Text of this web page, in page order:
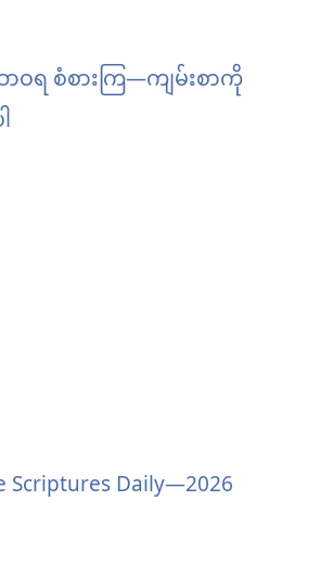
ာ
ဝရ စံစားကြ​—ကျမ်းစာကို
Scriptures Daily—2026